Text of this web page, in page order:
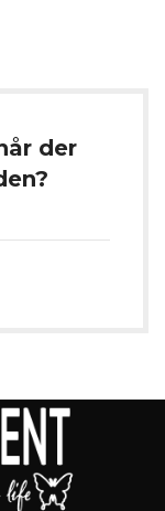
der